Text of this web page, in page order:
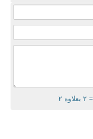
= ۲ بعلاوه ۲